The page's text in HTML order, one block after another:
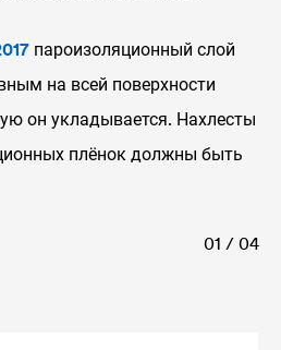
пароизоляционный слой
на всей поверхности
он укладывается. Нахлесты
плёнок должны быть
01 / 04